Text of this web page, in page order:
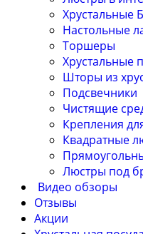
Хрустальные
Настольные
Торшеры
Хрустальные
Шторы из
Подсвечники
Чистящие
Крепления
Квадратные
Люстры под
Видео обзоры
Отзывы
Акции